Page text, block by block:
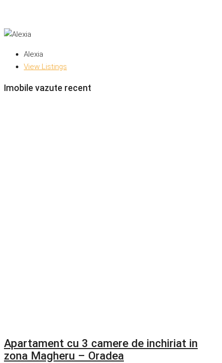
Alexia
View Listings
Imobile vazute recent
Apartament cu 3 camere de inchiriat in
zona Magheru – Oradea